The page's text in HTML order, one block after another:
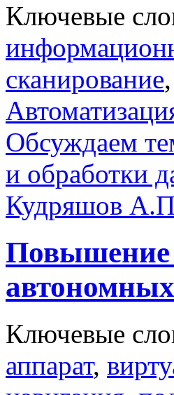
Ключевые
сканирование,
Обсуждаем
и обработки
Кудряшов
Повышение
Ключевые
аппарат,